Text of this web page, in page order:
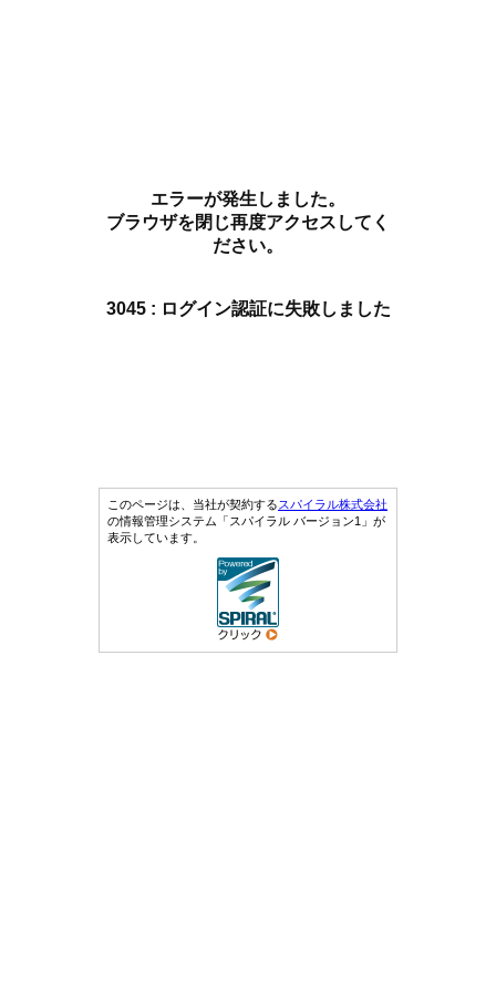
エラーが発生しました。
ブラウザを閉じ再度アクセスしてく
ださい。
3045 : ログイン認証に失敗しました
このページは、当社が契約するスパイラル株式会社
の情報管理システム「スパイラル バージョン1」が
表示しています。